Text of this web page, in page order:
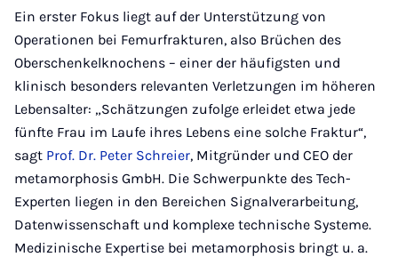
Ein erster Fokus liegt auf der Unterstützung von
Operationen bei Femurfrakturen, also Brüchen des
Oberschenkelknochens – einer der häufigsten und
klinisch besonders relevanten Verletzungen im höheren
Lebensalter: „Schätzungen zufolge erleidet etwa jede
fünfte Frau im Laufe ihres Lebens eine solche Fraktur“,
sagt Prof. Dr. Peter Schreier, Mitgründer und CEO der
metamorphosis GmbH. Die Schwerpunkte des Tech-
Experten liegen in den Bereichen Signalverarbeitung,
Datenwissenschaft und komplexe technische Systeme.
Medizinische Expertise bei metamorphosis bringt u. a.